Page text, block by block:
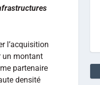
l’acquisition
un montant
partenaire
densité